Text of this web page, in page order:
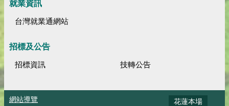
就業資訊
台灣就業通網站
招標及公告
招標資訊 技轉公告
網站導覽
花蓮本場